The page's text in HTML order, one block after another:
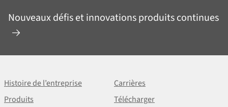
Nouveaux défis et innovations produits continues
Histoire de l’entreprise
Carrières
Produits
Télécharger